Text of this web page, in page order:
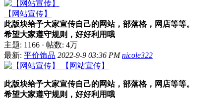
【网站宣传】
此版块给予大家宣传自己的网站，部落格，网店等等。
希望大家遵守规则，好好利用哦
主题: 1166 · 帖数: 4万
最新: 平价饰品 2022-9-9 03:36 PMnicole322
【网站宣传】
此版块给予大家宣传自己的网站，部落格，网店等等。
希望大家遵守规则，好好利用哦